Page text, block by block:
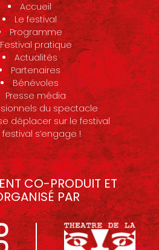
Accueil
Le festival
Programme
Festival pratique
Actualités
Partenaires
Bénévoles
Presse média
du spectacle
déplacer sur le festival
festival s’engage !
CO-PRODUIT ET
PAR